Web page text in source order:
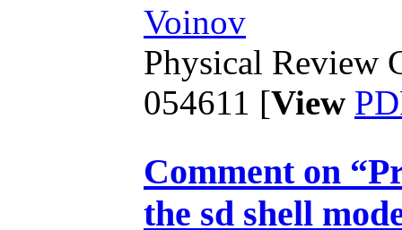
Voinov
Physical Review
054611 [View
Comment on
the sd shell